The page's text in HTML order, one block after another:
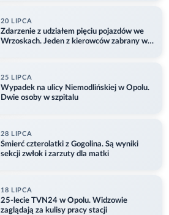
20 LIPCA
Zdarzenie z udziałem pięciu pojazdów we
Wrzoskach. Jeden z kierowców zabrany w
25 LIPCA
Wypadek na ulicy Niemodlińskiej w Opolu.
Dwie osoby w szpitalu
28 LIPCA
Śmierć czterolatki z Gogolina. Są wyniki
sekcji zwłok i zarzuty dla matki
18 LIPCA
25-lecie TVN24 w Opolu. Widzowie
zaglądają za kulisy pracy stacji